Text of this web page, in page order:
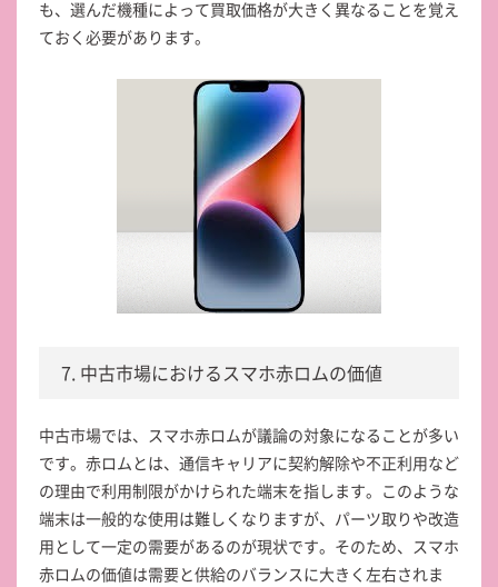
も、選んだ機種によって買取価格が大きく異なることを覚え
ておく必要があります。
7. 中古市場におけるスマホ赤ロムの価値
中古市場では、スマホ赤ロムが議論の対象になることが多い
です。赤ロムとは、通信キャリアに契約解除や不正利用など
の理由で利用制限がかけられた端末を指します。このような
端末は一般的な使用は難しくなりますが、パーツ取りや改造
用として一定の需要があるのが現状です。そのため、スマホ
赤ロムの価値は需要と供給のバランスに大きく左右されま